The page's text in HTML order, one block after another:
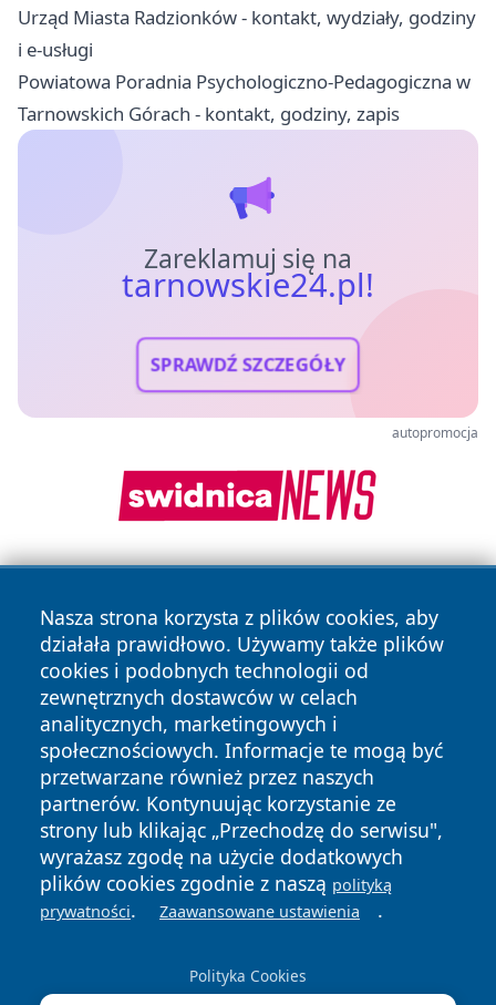
Urząd Miasta Radzionków - kontakt, wydziały, godziny
i e-usługi
Powiatowa Poradnia Psychologiczno-Pedagogiczna w
Tarnowskich Górach - kontakt, godziny, zapis
Zareklamuj się na
tarnowskie24.pl!
SPRAWDŹ SZCZEGÓŁY
autopromocja
Nasza strona korzysta z plików cookies, aby
działała prawidłowo. Używamy także plików
cookies i podobnych technologii od
zewnętrznych dostawców w celach
analitycznych, marketingowych i
społecznościowych. Informacje te mogą być
przetwarzane również przez naszych
partnerów. Kontynuując korzystanie ze
strony lub klikając „Przechodzę do serwisu",
wyrażasz zgodę na użycie dodatkowych
plików cookies zgodnie z naszą polityką
prywatności. Zaawansowane ustawienia .
Polityka Cookies
Copyright © 2026 tarnowskie24.pl Wszystkie prawa
zastrzeżone.
News Autorzy
Polityka
Prywatności
Polityka
Cookies